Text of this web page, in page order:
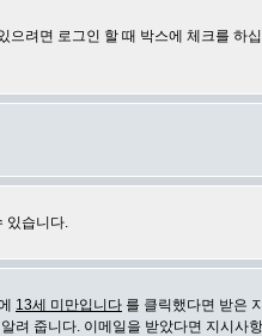
려면 로그인 할 때 박스에 체크를 하
있습니다.
13세 미만입니다 를 클릭했다면 받은
려 줍니다. 이메일을 받았다면 지시사